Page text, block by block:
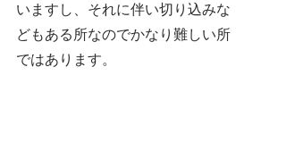
いますし、それに伴い切り込みな
どもある所なのでかなり難しい所
ではあります。